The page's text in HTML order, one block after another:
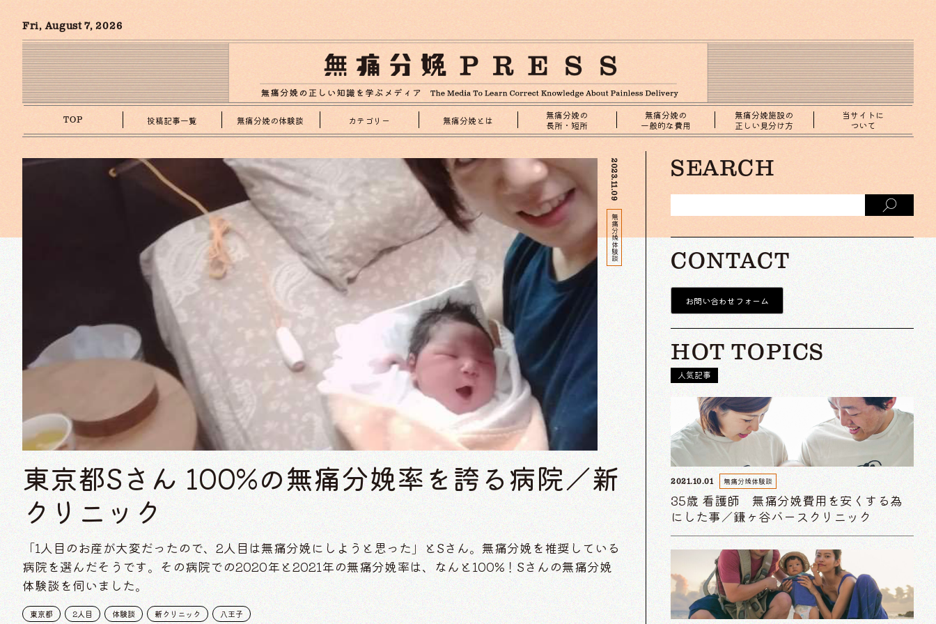
Fri, August 7, 2026
TOP 投稿記事一覧 無痛分娩の体験談 カテゴリー 無痛分娩とは
無痛分娩の
長所・短所
無痛分娩の
一般的な費用
無痛分娩施設の
正しい見分け方
当サイトに
ついて
2023.11.09
無痛分娩体験談
東京都Sさん 100%の無痛分娩率を誇る病院／新
クリニック
「1人目のお産が大変だったので、2人目は無痛分娩にしようと思った」とSさん。無痛分娩を推奨している
病院を選んだそうです。その病院での2020年と2021年の無痛分娩率は、なんと100%！Sさんの無痛分娩
体験談を伺いました。
東京都 2人目 体験談 新クリニック 八王子
SEARCH
CONTACT
お問い合わせフォーム
HOT TOPICS
人気記事
2021.10.01 無痛分娩体験談
35歳 看護師 無痛分娩費用を安くする為
にした事／鎌ヶ谷バースクリニック